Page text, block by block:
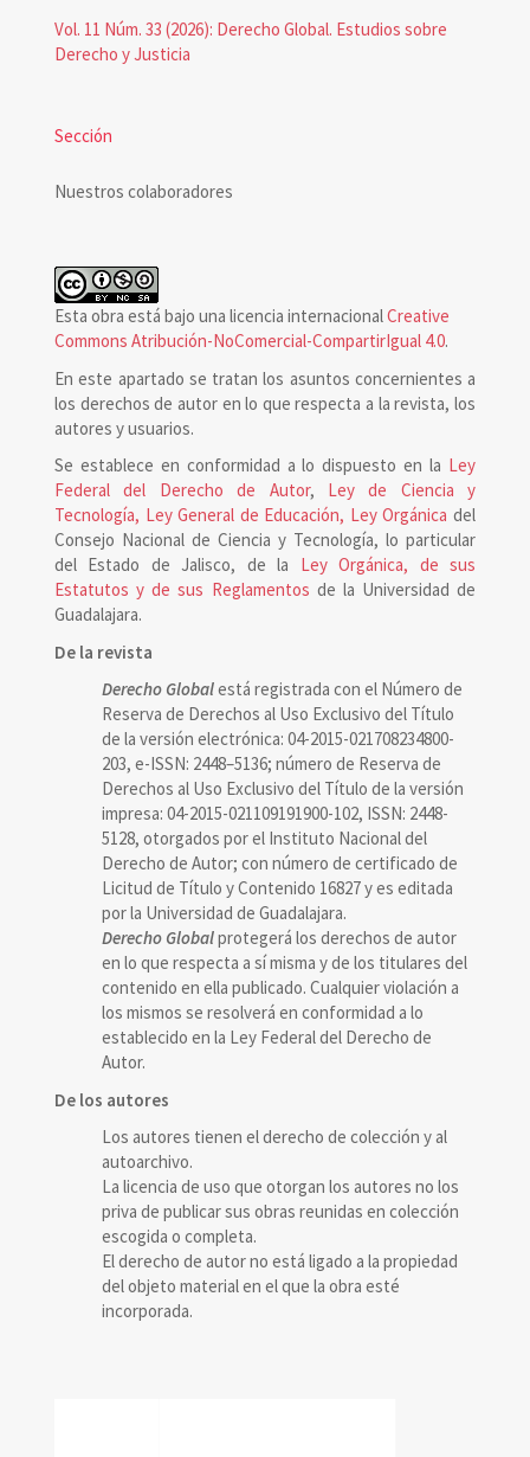
Vol. 11 Núm. 33 (2026): Derecho Global. Estudios sobre
Derecho y Justicia
Sección
Nuestros colaboradores
Esta obra está bajo una licencia internacionalCreative
Commons Atribución-NoComercial-CompartirIgual 4.0.
En este apartado se tratan los asuntos concernientes a
los derechos de autor en lo que respecta a la revista, los
autores y usuarios.
Se establece en conformidad a lo dispuesto en la Ley
Federal del Derecho de Autor, Ley de Ciencia y
Tecnología, Ley General de Educación, Ley Orgánica del
Consejo Nacional de Ciencia y Tecnología, lo particular
del Estado de Jalisco, de la Ley Orgánica, de sus
Estatutos y de sus Reglamentos de la Universidad de
Guadalajara.
De la revista
Derecho Globalestá registrada con el Número de
Reserva de Derechos al Uso Exclusivo del Título
de la versión electrónica: 04-2015-021708234800-
203, e-ISSN: 2448–5136; número de Reserva de
Derechos al Uso Exclusivo del Título de la versión
impresa: 04-2015-021109191900-102, ISSN: 2448-
5128, otorgados por el Instituto Nacional del
Derecho de Autor; con número de certificado de
Licitud de Título y Contenido 16827 y es editada
por la Universidad de Guadalajara.
Derecho Globalprotegerá los derechos de autor
en lo que respecta a sí misma y de los titulares del
contenido en ella publicado. Cualquier violación a
los mismos se resolverá en conformidad a lo
establecido en la Ley Federal del Derecho de
Autor.
De los autores
Los autores tienen el derecho de colección y al
autoarchivo.
La licencia de uso que otorgan los autores no los
priva de publicar sus obras reunidas en colección
escogida o completa.
El derecho de autor no está ligado a la propiedad
del objeto material en el que la obra esté
incorporada.